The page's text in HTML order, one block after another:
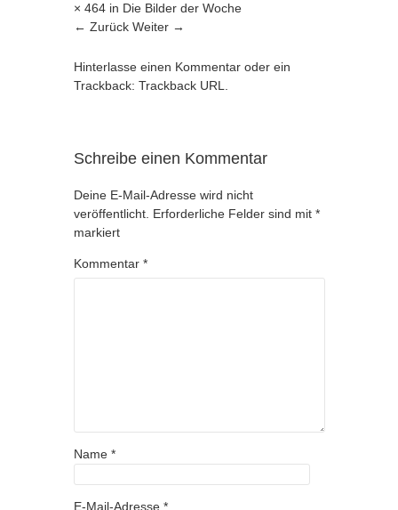
× 464 in Die Bilder der Woche
← Zurück Weiter →
Hinterlasse einen Kommentar oder ein
Trackback: Trackback URL
Schreibe einen Kommentar
Deine E-Mail-Adresse wird nicht
veröffentlicht. Erforderliche Felder sind mit *
markiert
Kommentar *
Name *
E-Mail-Adresse *